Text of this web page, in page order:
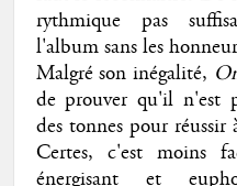
rythmique pas
l'album sans les
Malgré son inégalité,
de prouver qu'il n'est
des tonnes pour
Certes, c'est moins
énergisant et